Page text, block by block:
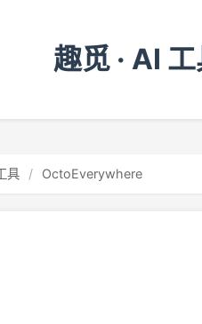
趣觅 · AI
具 / OctoEverywhere